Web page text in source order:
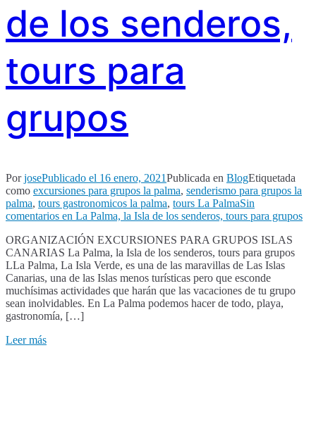
de los senderos,
tours para
grupos
PorjosePublicado el 16 enero, 2021Publicada en BlogEtiquetada
como excursiones para grupos la palma, senderismo para grupos la
palma, tours gastronomicos la palma, tours La PalmaSin
comentarios en La Palma, la Isla de los senderos, tours para grupos
ORGANIZACIÓN EXCURSIONES PARA GRUPOS ISLAS
CANARIAS La Palma, la Isla de los senderos, tours para grupos
LLa Palma, La Isla Verde, es una de las maravillas de Las Islas
Canarias, una de las Islas menos turísticas pero que esconde
muchísimas actividades que harán que las vacaciones de tu grupo
sean inolvidables. En La Palma podemos hacer de todo, playa,
gastronomía, […]
Leer más